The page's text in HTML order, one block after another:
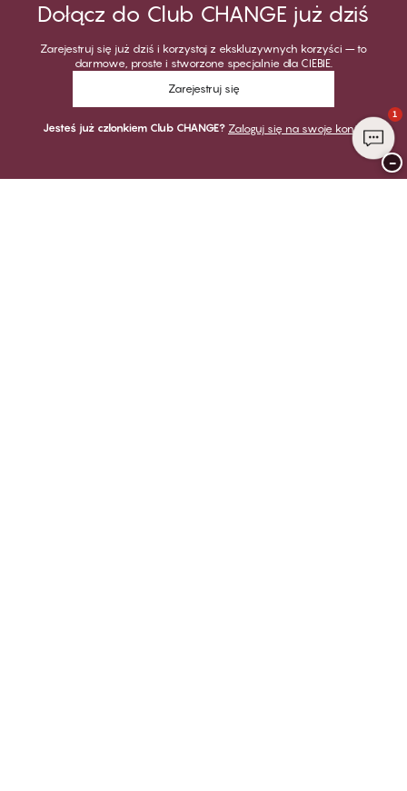
Dołącz do Club CHANGE już dziś
Zarejestruj się już dziś i korzystaj z ekskluzywnych korzyści – to
darmowe, proste i stworzone specjalnie dla CIEBIE.
Zarejestruj się
Jesteś już członkiem Club CHANGE? Zaloguj się na swoje konto
1
−